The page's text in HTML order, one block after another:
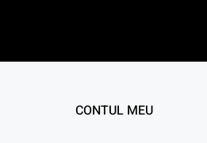
CONTUL MEU